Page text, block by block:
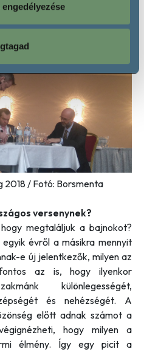
is végez.
2018 / Fotó: Borsmenta
versenynek?
megtaláljuk a bajnokot?
évről a másikra mennyit
e új jelentkezők, milyen az
az is, hogy ilyenkor
különlegességét,
és nehézségét. A
előtt adnak számot a
hogy milyen a
élmény. Így egy picit a